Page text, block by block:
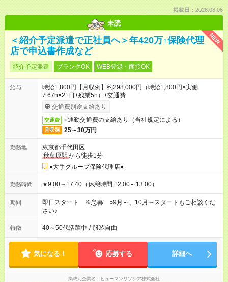
掲載日：2026.08.06
未読
NEW
＜紹介予定派遣で正社員へ＞年420万↑保険代理
店で申込書作成など
紹介予定派遣 ブランクOK WEB登録・面接OK
給与
時給1,800円【月収例】約298,000円（時給1,800円×実働
7.67h×21日+残業5h）+交通費
交通費別途支給あり
交通費 ○通勤交通費の支給あり（当社規定による）
月収例 25～30万円
勤務地
東京都千代田区
秋葉原駅から徒歩1分
●大手グループ保険代理店●
勤務時間 ★9:00～17:40（休憩時間 12:00～13:00）
期間
即日スタート ※急募 ○9月～、10月～スタートもご相談くだ
さい♪
特徴 40～50代活躍中 / 服装自由
気になる！ 応募する 詳細へ
掲載元企業名 ヒューマンリソシア株式会社